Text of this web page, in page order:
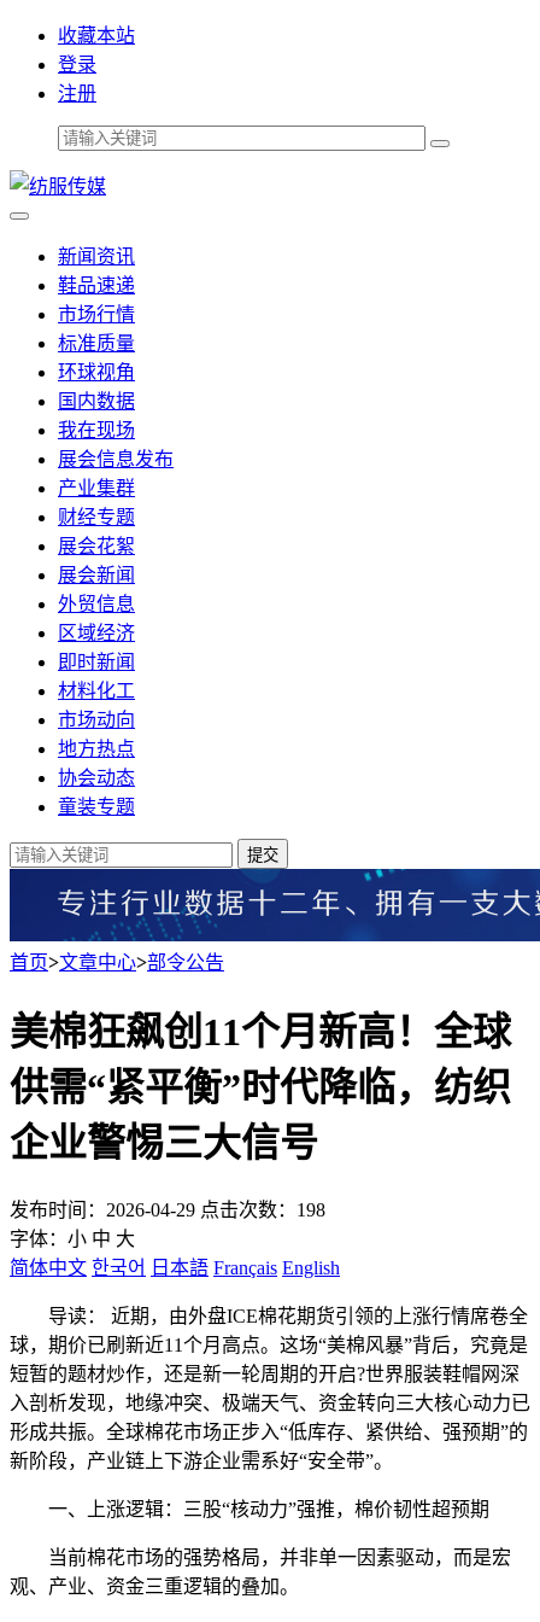
收藏本站
登录
注册
新闻资讯
鞋品速递
市场行情
标准质量
环球视角
国内数据
我在现场
展会信息发布
产业集群
财经专题
展会花絮
展会新闻
外贸信息
区域经济
即时新闻
材料化工
市场动向
地方热点
协会动态
童装专题
提交
首页>文章中心>部令公告
美棉狂飙创11个月新高！全球
供需“紧平衡”时代降临，纺织
企业警惕三大信号
发布时间：2026-04-29 点击次数：198
字体： 小 中 大
简体中文 한국어 日本語 Français English
导读： 近期，由外盘ICE棉花期货引领的上涨行情席卷全
球，期价已刷新近11个月高点。这场“美棉风暴”背后，究竟是
短暂的题材炒作，还是新一轮周期的开启?世界服装鞋帽网深
入剖析发现，地缘冲突、极端天气、资金转向三大核心动力已
形成共振。全球棉花市场正步入“低库存、紧供给、强预期”的
新阶段，产业链上下游企业需系好“安全带”。
一、上涨逻辑：三股“核动力”强推，棉价韧性超预期
当前棉花市场的强势格局，并非单一因素驱动，而是宏
观、产业、资金三重逻辑的叠加。